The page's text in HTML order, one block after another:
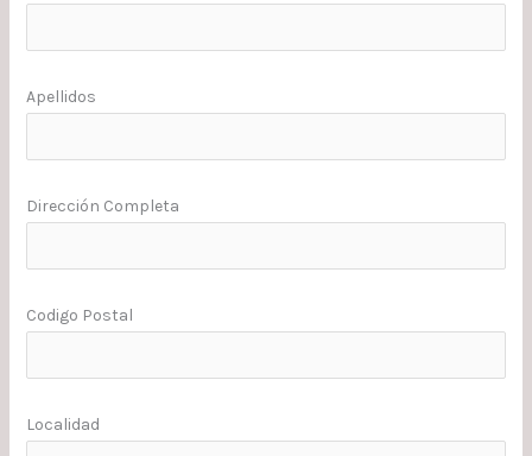
Apellidos
Dirección Completa
Codigo Postal
Localidad